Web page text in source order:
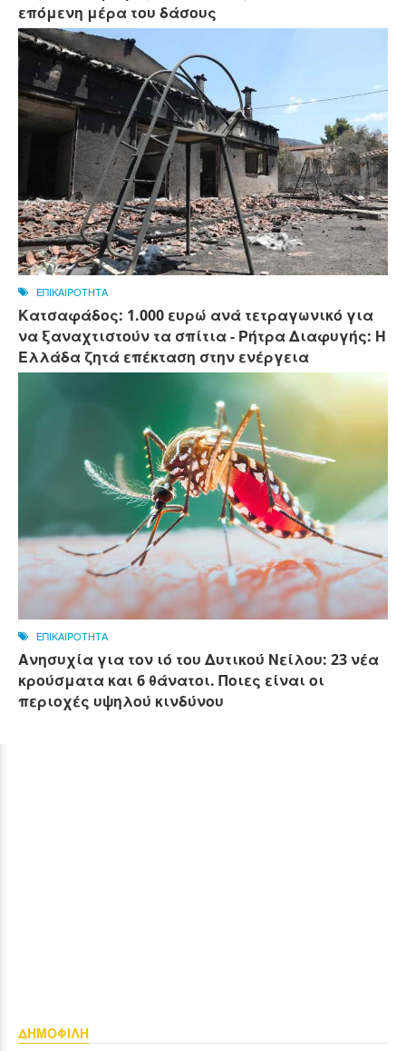
επόμενη μέρα του δάσους
ΕΠΙΚΑΙΡΟΤΗΤΑ
Κατσαφάδος: 1.000 ευρώ ανά τετραγωνικό για
να ξαναχτιστούν τα σπίτια - Ρήτρα Διαφυγής: Η
Ελλάδα ζητά επέκταση στην ενέργεια
ΕΠΙΚΑΙΡΟΤΗΤΑ
Ανησυχία για τον ιό του Δυτικού Νείλου: 23 νέα
κρούσματα και 6 θάνατοι. Ποιες είναι οι
περιοχές υψηλού κινδύνου
ΔΗΜΟΦΙΛΗ